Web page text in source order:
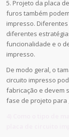
5. Projeto da placa
furos também
impresso.
diferentes
funcionalidade e o
impresso.
De modo geral, o
circuito impresso
fabricação e devem
fase de projeto para